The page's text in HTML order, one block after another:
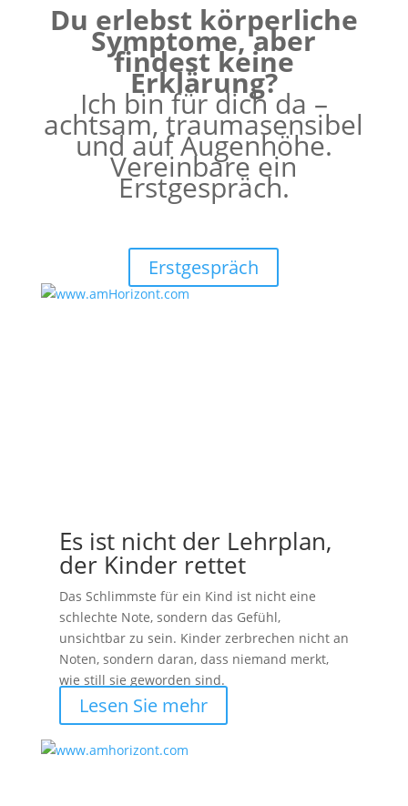
Du erlebst körperliche
Symptome, aber
findest keine
Erklärung?
Ich bin für dich da –
achtsam, traumasensibel
und auf Augenhöhe.
Vereinbare ein
Erstgespräch.
Erstgespräch
Es ist nicht der Lehrplan,
der Kinder rettet
Das Schlimmste für ein Kind ist nicht eine
schlechte Note, sondern das Gefühl,
unsichtbar zu sein. Kinder zerbrechen nicht an
Noten, sondern daran, dass niemand merkt,
wie still sie geworden sind.
Lesen Sie mehr